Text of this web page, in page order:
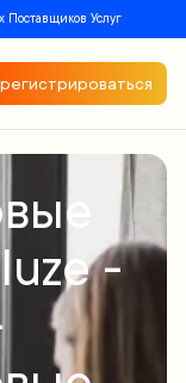
Услуг
-